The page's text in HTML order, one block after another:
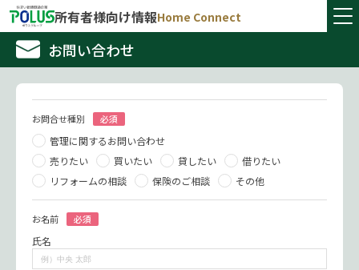
所有者様向け情報Home Connect
お問い合わせ
必須
お問合せ種別
管理に関するお問い合わせ
売りたい
買いたい 貸したい
借りたい
リフォームの相談
保険のご相談 その他
必須
お名前
氏名